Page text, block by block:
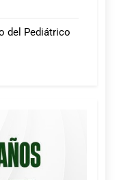
del Pediátrico